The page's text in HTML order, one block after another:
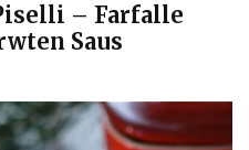
– Farfalle
Saus